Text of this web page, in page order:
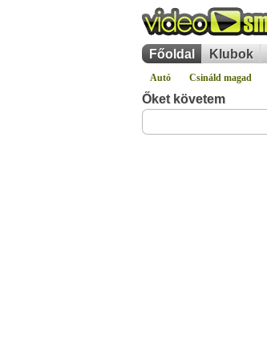
Főoldal Klubok
Autó Csináld magad
Őket követem